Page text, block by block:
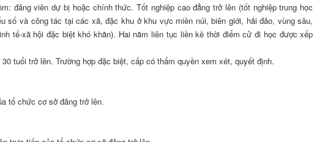
đảng viên dự bị hoặc chính thức. Tốt nghiệp cao đẳng trở lên (tốt nghiệp trung học
số và công tác tại các xã, đặc khu ở khu vực miền núi, biên giới, hải đảo, vùng sâu,
tế-xã hội đặc biệt khó khăn). Hai năm liên tục liền kề thời điểm cử đi học được xếp
tuổi trở lên. Trường hợp đặc biệt, cấp có thẩm quyền xem xét, quyết định.
tổ chức cơ sở đảng trở lên.